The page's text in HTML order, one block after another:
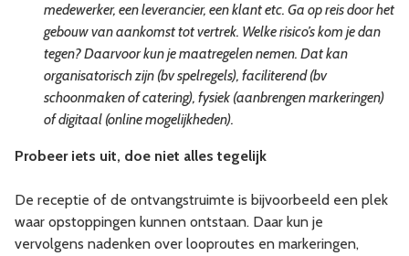
medewerker, een leverancier, een klant etc. Ga op reis door het
gebouw van aankomst tot vertrek. Welke risico’s kom je dan
tegen? Daarvoor kun je maatregelen nemen. Dat kan
organisatorisch zijn (bv spelregels), faciliterend (bv
schoonmaken of catering), fysiek (aanbrengen markeringen)
of digitaal (online mogelijkheden).
Probeer iets uit, doe niet alles tegelijk
De receptie of de ontvangstruimte is bijvoorbeeld een plek
waar opstoppingen kunnen ontstaan. Daar kun je
vervolgens nadenken over looproutes en markeringen,